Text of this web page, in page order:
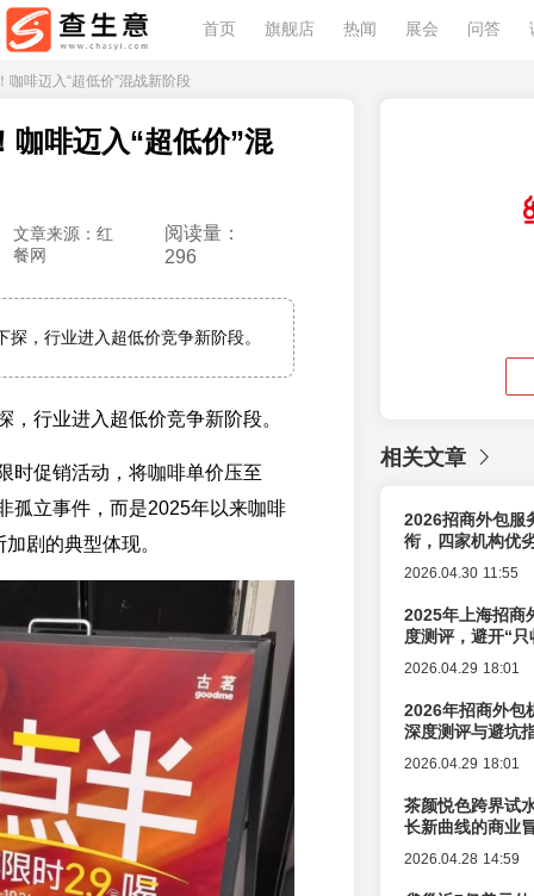
首页 旗舰店 热闻 展会 问答
咖啡迈入“超低价”混战新阶段
咖啡迈入“超低价”混
文章来源：红
餐网
阅读量：
296
探，行业进入超低价竞争新阶段。
，行业进入超低价竞争新阶段。
时促销活动，将咖啡单价压至
孤立事件，而是2025年以来咖啡
剧的典型体现。
相关文章
2026招商外包服
衔，四家机构优
2026.04.30 11:55
2025年上海招商
度测评，避开“
2026.04.29 18:01
2026年招商外包
深度测评与避坑
2026.04.29 18:01
茶颜悦色跨界试
长新曲线的商业
2026.04.28 14:59